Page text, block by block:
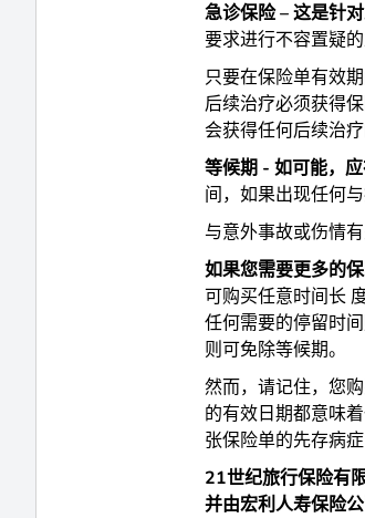
急诊保险 – 这是针
要求进行不容置疑
只要在保险单有效
后续治疗必须获得
会获得任何后续治
等候期 - 如可能，
间，如果出现任何
与意外事故或伤情
如果您需要更多的
可购买任意时间长
任何需要的停留时
则可免除等候期。
然而，请记住，您
的有效日期都意味
张保险单的先存病
21世纪旅行保险有
并由宏利人寿保险